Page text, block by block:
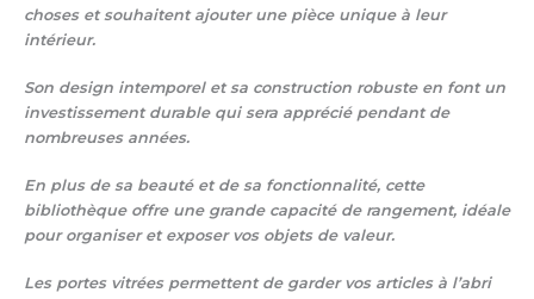
choses et souhaitent ajouter une pièce unique à leur
intérieur.
Son design intemporel et sa construction robuste en font un
investissement durable qui sera apprécié pendant de
nombreuses années.
En plus de sa beauté et de sa fonctionnalité, cette
bibliothèque offre une grande capacité de rangement, idéale
pour organiser et exposer vos objets de valeur.
Les portes vitrées permettent de garder vos articles à l’abri